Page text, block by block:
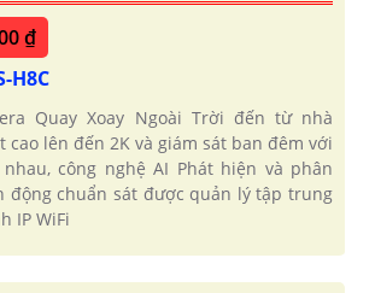
₫
H8C
Quay Xoay Ngoài Trời đến từ nhà
cao lên đến 2K và giám sát ban đêm với
công nghệ AI Phát hiện và phân
động chuẩn sát được quản lý tập trung
IP WiFi